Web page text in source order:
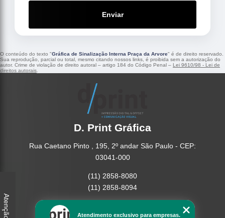
Enviar
O conteúdo do texto "Gráfica de Sinalização Interna Praça da Arvore" é de direito reservado.
Sua reprodução, parcial ou total, mesmo citando nossos links, é proibida sem a autorização do
autor. Crime de violação de direito autoral – artigo 184 do Código Penal – Lei 9610/98 - Lei de
direitos autorais.
D. Print Gráfica
Rua Caetano Pinto , 195, 2º andar São Paulo - CEP:
03041-000
(11) 2858-8080
(11) 2858-8094
Atendimento exclusivo para empresas.
Atenção